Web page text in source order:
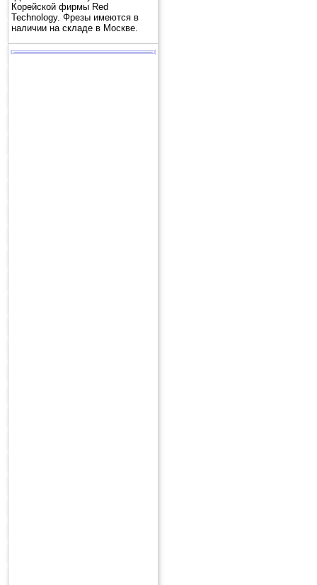
Корейской фирмы Red
Technology. Фрезы имеются в
наличии на складе в Москве.